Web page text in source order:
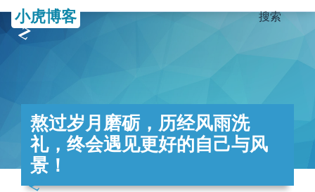
小虎博客 搜索
熬过岁月磨砺，历经风雨洗
礼，终会遇见更好的自己与风
景！